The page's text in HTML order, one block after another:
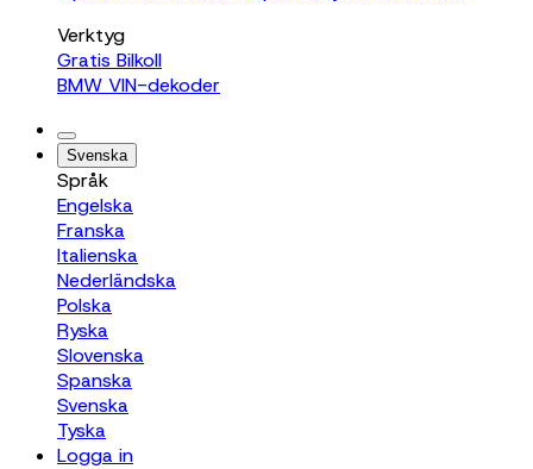
Verktyg
Gratis Bilkoll
BMW VIN-dekoder
Svenska
Språk
Engelska
Franska
Italienska
Nederländska
Polska
Ryska
Slovenska
Spanska
Svenska
Tyska
Logga in